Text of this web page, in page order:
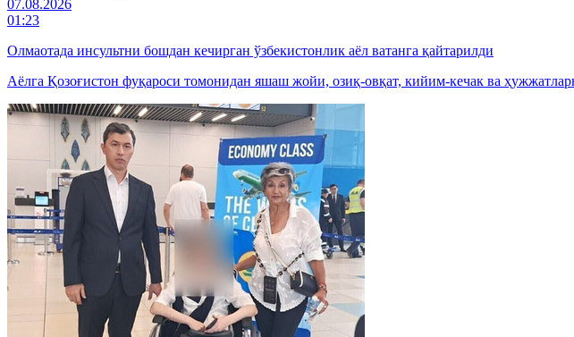
07.08.2026
01:23
Олмаотада инсультни бошдан кечирган ўзбекистонлик аёл ватанга қайтарилди
Аёлга Қозоғистон фуқароси томонидан яшаш жойи, озиқ-овқат, кийим-кечак ва